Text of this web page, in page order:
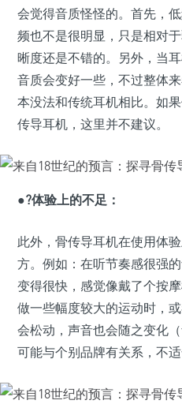
会觉得音质怪怪的。首先，
频也不是很明显，只是相对
晰度还是不错的。另外，当
音质会变好一些，不过整体
本没法和传统耳机相比。如
传导耳机，这里并不建议。
●?体验上的不足：
此外，骨传导耳机在使用体
方。例如：在听节奏感很强
变得很快，感觉像戴了个按
做一些幅度较大的运动时，
会松动，声音也会随之变化
可能与个别品牌有关系，不